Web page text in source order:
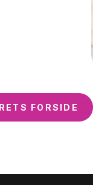
FORSIDE